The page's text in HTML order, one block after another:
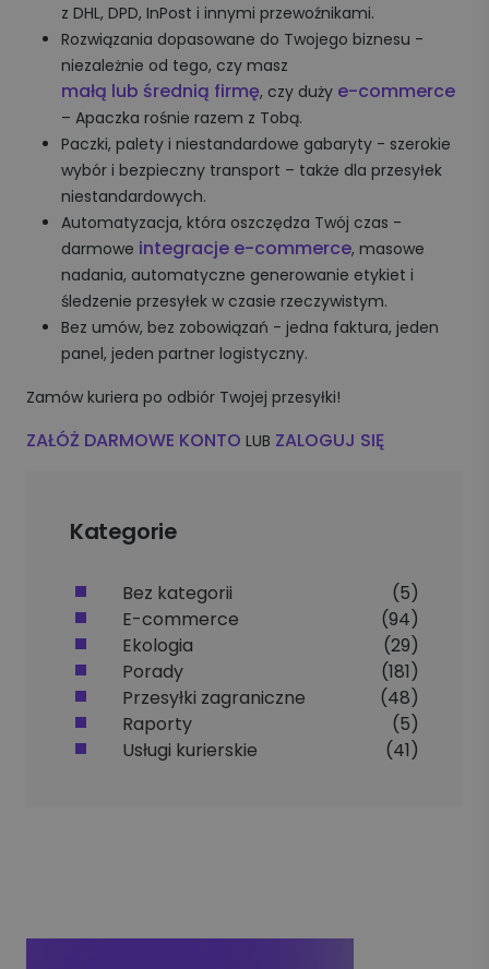
z DHL, DPD, InPost i innymi przewoźnikami.
Rozwiązania dopasowane do Twojego biznesu -
niezależnie od tego, czy masz
małą lub średnią firmę, czy duży e-commerce
– Apaczka rośnie razem z Tobą.
Paczki, palety i niestandardowe gabaryty - szerokie
wybór i bezpieczny transport – także dla przesyłek
niestandardowych.
Automatyzacja, która oszczędza Twój czas -
darmowe integracje e-commerce, masowe
nadania, automatyczne generowanie etykiet i
śledzenie przesyłek w czasie rzeczywistym.
Bez umów, bez zobowiązań - jedna faktura, jeden
panel, jeden partner logistyczny.
Zamów kuriera po odbiór Twojej przesyłki!
ZAŁÓŻ DARMOWE KONTO LUB ZALOGUJ SIĘ
Kategorie
Bez kategorii
(5)
E-commerce
(94)
Ekologia
(29)
Porady
(181)
Przesyłki zagraniczne
(48)
Raporty
(5)
Usługi kurierskie
(41)